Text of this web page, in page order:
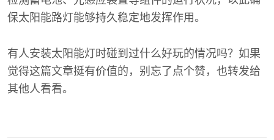
保太阳能路灯能够持久稳定地发挥作用。
有人安装太阳能灯时碰到过什么好玩的情况吗？如果
觉得这篇文章挺有价值的，别忘了点个赞，也转发给
其他人看看。